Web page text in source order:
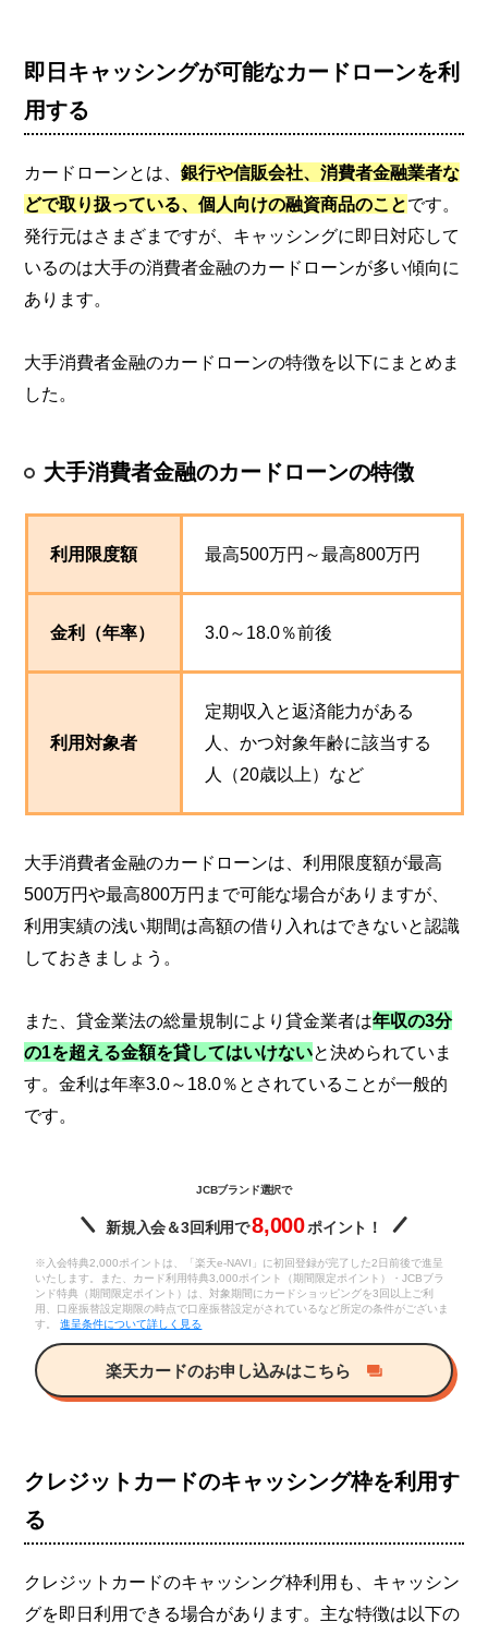
即日キャッシングが可能なカードローンを利
用する
カードローンとは、銀行や信販会社、消費者金融業者な
どで取り扱っている、個人向けの融資商品のことです。
発行元はさまざまですが、キャッシングに即日対応して
いるのは大手の消費者金融のカードローンが多い傾向に
あります。
大手消費者金融のカードローンの特徴を以下にまとめま
した。
大手消費者金融のカードローンの特徴
利用限度額 最高500万円～最高800万円
金利（年率） 3.0～18.0％前後
利用対象者
定期収入と返済能力がある
人、かつ対象年齢に該当する
人（20歳以上）など
大手消費者金融のカードローンは、利用限度額が最高
500万円や最高800万円まで可能な場合がありますが、
利用実績の浅い期間は高額の借り入れはできないと認識
しておきましょう。
また、貸金業法の総量規制により貸金業者は年収の3分
の1を超える金額を貸してはいけないと決められていま
す。金利は年率3.0～18.0％とされていることが一般的
です。
JCBブランド選択で
新規入会＆3回利用で8,000ポイント！
※入会特典2,000ポイントは、「楽天e-NAVI」に初回登録が完了した2日前後で進呈
いたします。また、カード利用特典3,000ポイント（期間限定ポイント）・JCBブラ
ンド特典（期間限定ポイント）は、対象期間にカードショッピングを3回以上ご利
用、口座振替設定期限の時点で口座振替設定がされているなど所定の条件がございま
す。進呈条件について詳しく見る
楽天カードのお申し込みはこちら
クレジットカードのキャッシング枠を利用す
る
クレジットカードのキャッシング枠利用も、キャッシン
グを即日利用できる場合があります。主な特徴は以下の